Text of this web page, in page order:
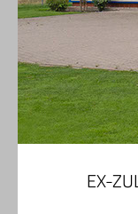
EX-